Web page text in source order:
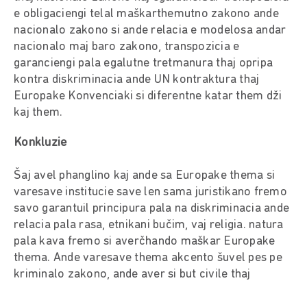
e obligaciengi telal maškarthemutno zakono ande
nacionalo zakono si ande relacia e modelosa andar
nacionalo maj baro zakono, transpozicia e
garanciengi pala egalutne tretmanura thaj opripa
kontra diskriminacia ande UN kontraktura thaj
Europake Konvenciaki si diferentne katar them dži
kaj them.
Konkluzie
Šaj avel phanglino kaj ande sa Europake thema si
varesave institucie save len sama juristikano fremo
savo garantuil principura pala na diskriminacia ande
relacia pala rasa, etnikani bučim, vaj religia. natura
pala kava fremo si averčhando maškar Europake
thema. Ande varesave thema akcento šuvel pes pe
kriminalo zakono, ande aver si but civile thaj